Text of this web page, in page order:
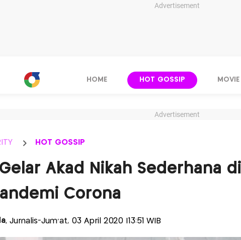
Advertisement
HOME HOT GOSSIP MOVIE
Advertisement
HOT GOSSIP
Gelar Akad Nikah Sederhana di
Corona
, Jurnalis-Jum'at, 03 April 2020 |13:51 WIB